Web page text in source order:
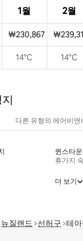
1월 2월
₩230,867
14°C 14°C
다른 유형의 에어비앤
퀸스타운
휴가지
더 보기
뉴질랜드 선허구 테